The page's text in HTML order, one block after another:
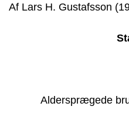
Af Lars H. Gustafsson
Aldersprægede